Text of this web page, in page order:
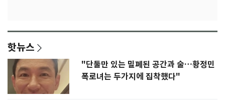
핫뉴스
"단둘만 있는 밀폐된 공간과 술…황정민
폭로녀는 두가지에 집착했다"